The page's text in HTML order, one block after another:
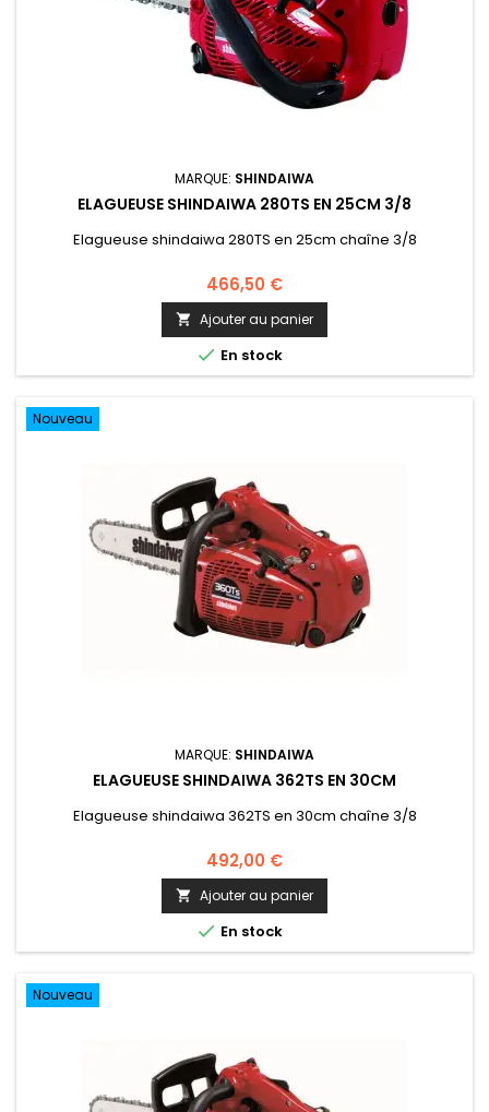
MARQUE: SHINDAIWA
ELAGUEUSE SHINDAIWA 280TS EN 25CM 3/8
Elagueuse shindaiwa 280TS en 25cm chaîne 3/8
466,50 €
 Ajouter au panier
 En stock
Nouveau
MARQUE: SHINDAIWA
ELAGUEUSE SHINDAIWA 362TS EN 30CM
Elagueuse shindaiwa 362TS en 30cm chaîne 3/8
492,00 €
 Ajouter au panier
 En stock
Nouveau